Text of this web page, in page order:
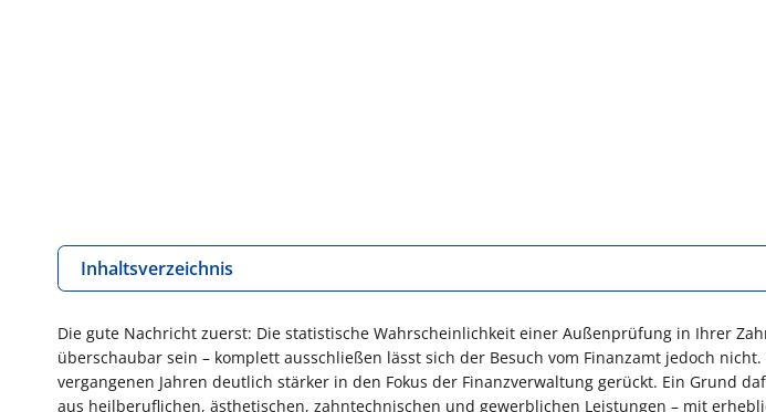
Inhaltsverzeichnis
Die gute Nachricht zuerst: Die statistische Wahrscheinlichkeit einer Außenprüfung in Ihrer
überschaubar sein – komplett ausschließen lässt sich der Besuch vom Finanzamt jedoch
vergangenen Jahren deutlich stärker in den Fokus der Finanzverwaltung gerückt. Ein Grund
aus heilberuflichen, ästhetischen, zahntechnischen und gewerblichen Leistungen – mit